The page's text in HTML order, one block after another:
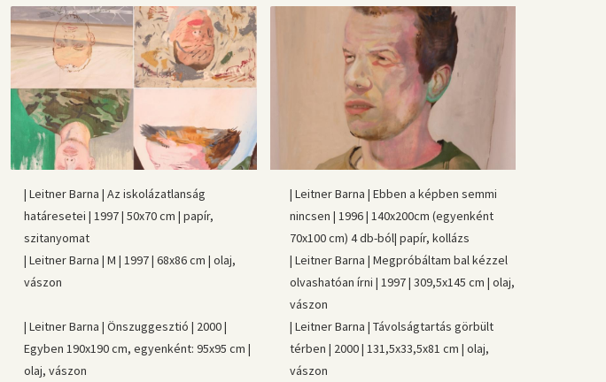
| Leitner Barna | Az iskolázatlanság
határesetei | 1997 | 50x70 cm | papír,
szitanyomat
| Leitner Barna | Ebben a képben semmi
nincsen | 1996 | 140x200cm (egyenként
70x100 cm) 4 db-ból| papír, kollázs
| Leitner Barna | M | 1997 | 68x86 cm | olaj,
vászon
| Leitner Barna | Megpróbáltam bal kézzel
olvashatóan írni | 1997 | 309,5x145 cm | olaj,
vászon
| Leitner Barna | Önszuggesztió | 2000 |
Egyben 190x190 cm, egyenként: 95x95 cm |
olaj, vászon
| Leitner Barna | Távolságtartás görbült
térben | 2000 | 131,5x33,5x81 cm | olaj,
vászon